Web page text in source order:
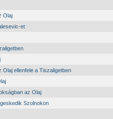
Olaj
et
ellenfele a Tiszaligetben
az Olaj
Szolnokon